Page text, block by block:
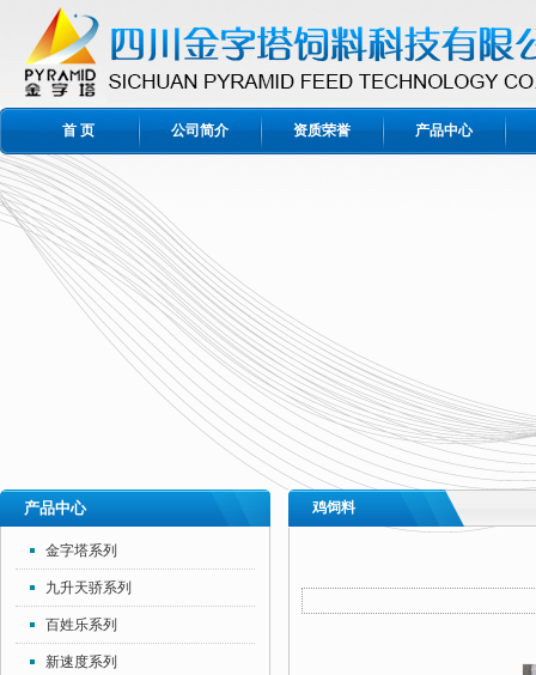
首 页 公司简介 资质荣誉 产品中心
产品中心
金字塔系列
九升天骄系列
百姓乐系列
新速度系列
鸡饲料